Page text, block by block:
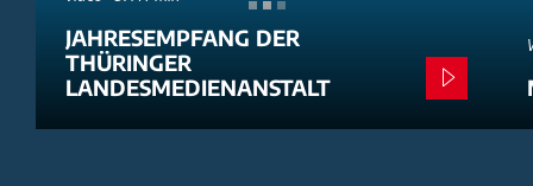
JAHRESEMPFANG DER
THÜRINGER
LANDESMEDIENANSTALT